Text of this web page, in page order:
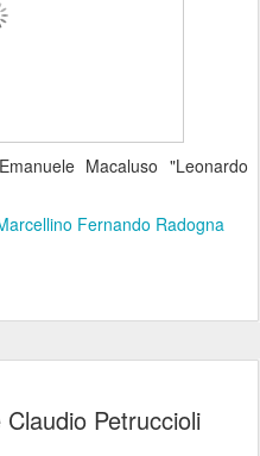
Macaluso "Leonardo
Fernando Radogna
Petruccioli